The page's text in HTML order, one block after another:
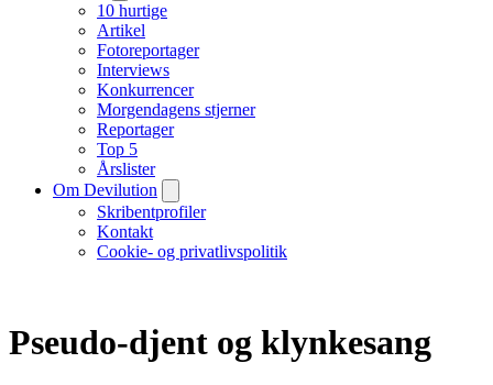
10 hurtige
Artikel
Fotoreportager
Interviews
Konkurrencer
Morgendagens stjerner
Reportager
Top 5
Årslister
Om Devilution
Skribentprofiler
Kontakt
Cookie- og privatlivspolitik
Pseudo-djent og klynkesang